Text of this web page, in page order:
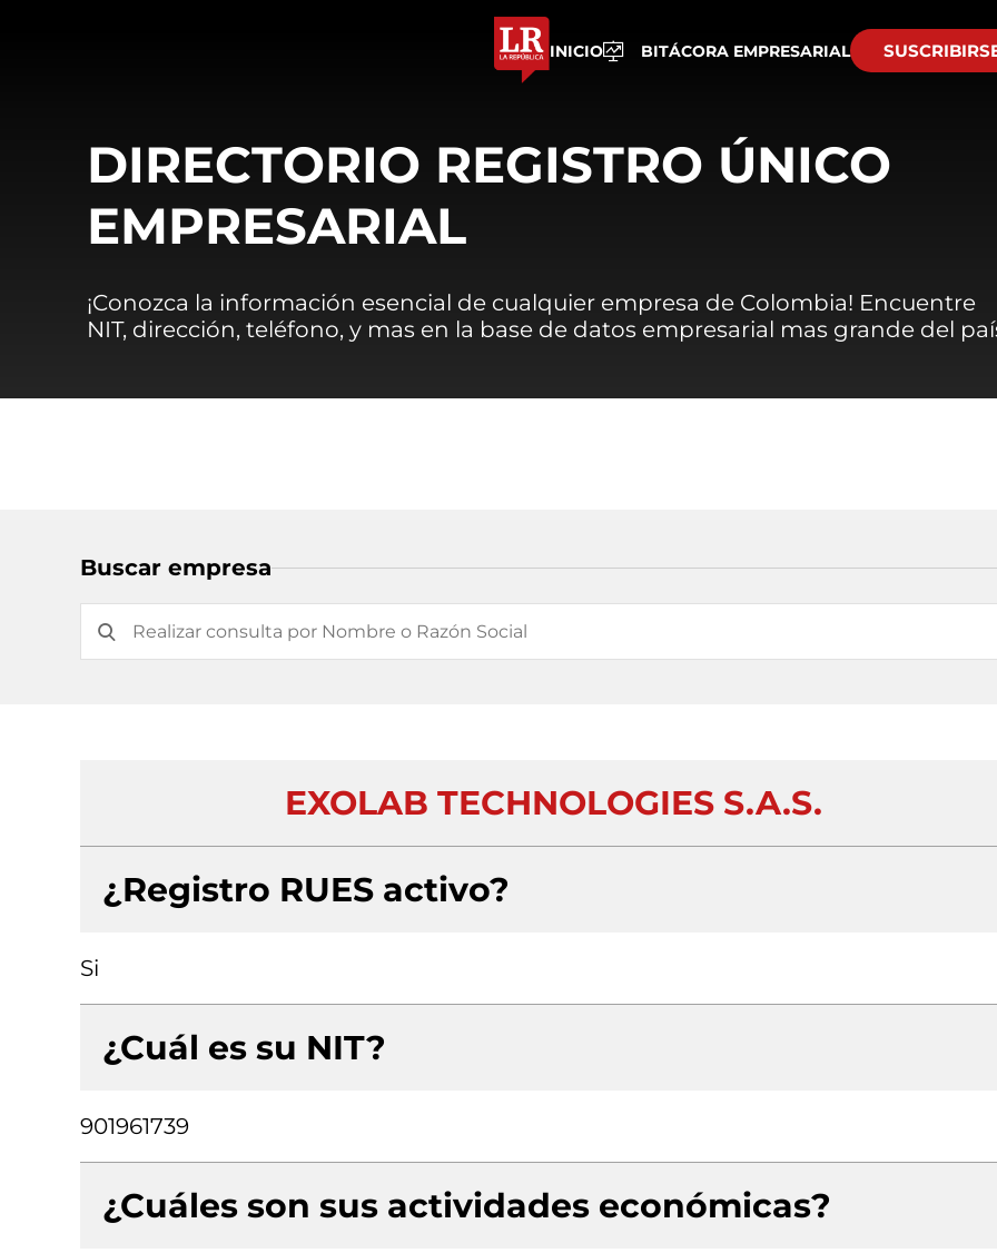
INICIO BITÁCORA EMPRESARIAL
DIRECTORIO REGISTRO ÚNICO
EMPRESARIAL
¡Conozca la información esencial de cualquier empresa de Colombia! Encuentre
NIT, dirección, teléfono, y mas en la base de datos empresarial mas grande del
Buscar empresa
EXOLAB TECHNOLOGIES S.A.S.
¿Registro RUES activo?
Si
¿Cuál es su NIT?
901961739
¿Cuáles son sus actividades económicas?